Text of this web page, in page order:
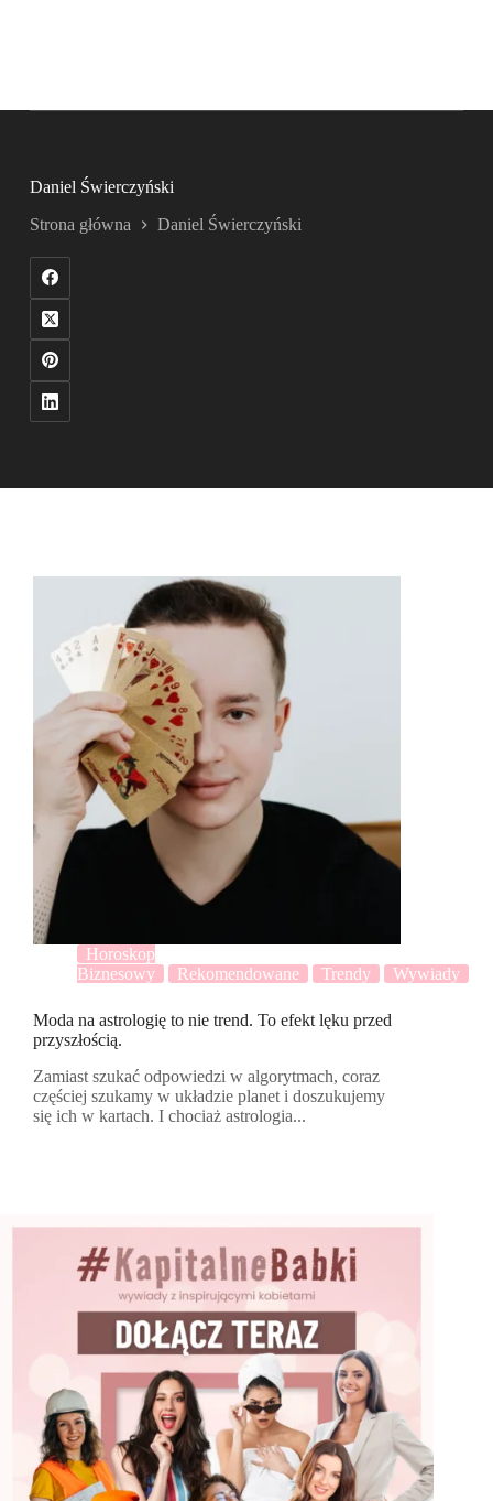
Daniel Świerczyński
Strona główna Daniel Świerczyński
Horoskop
Biznesowy
Rekomendowane Trendy Wywiady
Moda na astrologię to nie trend. To efekt lęku przed
przyszłością.
Zamiast szukać odpowiedzi w algorytmach, coraz
częściej szukamy w układzie planet i doszukujemy
się ich w kartach. I chociaż astrologia...